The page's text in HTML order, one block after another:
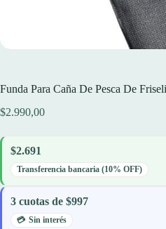
Funda Para Caña De Pesca De
$2.990,00
$2.691
Transferencia bancaria (10% OFF)
3 cuotas de $997
Sin interés